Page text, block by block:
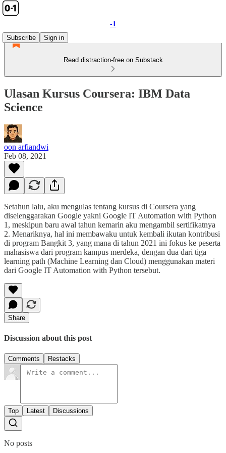
-1
Subscribe
Sign in
Read distraction-free on Substack
Ulasan Kursus Coursera: IBM Data
Science
oon arfiandwi
Feb 08, 2021
Setahun lalu, aku mengulas tentang kursus di Coursera yang
diselenggarakan Google yakni Google IT Automation with Python
1, meskipun baru awal tahun kemarin aku mengambil sertifikatnya
2. Menariknya, hal ini membawaku untuk kembali ikutan kontribusi
di program Bangkit 3, yang mana di tahun 2021 ini fokus ke peserta
mahasiswa dari program kampus merdeka, dengan dua dari tiga
learning path (Machine Learning dan Cloud) menggunakan materi
dari Google IT Automation with Python tersebut.
Share
Discussion about this post
Comments Restacks
Top Latest Discussions
No posts